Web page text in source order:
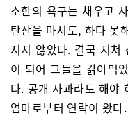
소한의 욕구는 채우고
탄산을 마셔도, 하다 못
지지 않았다. 결국 지쳐
이 되어 그들을 갉아먹
다. 공개 사과라도 해야
엄마로부터 연락이 왔다.